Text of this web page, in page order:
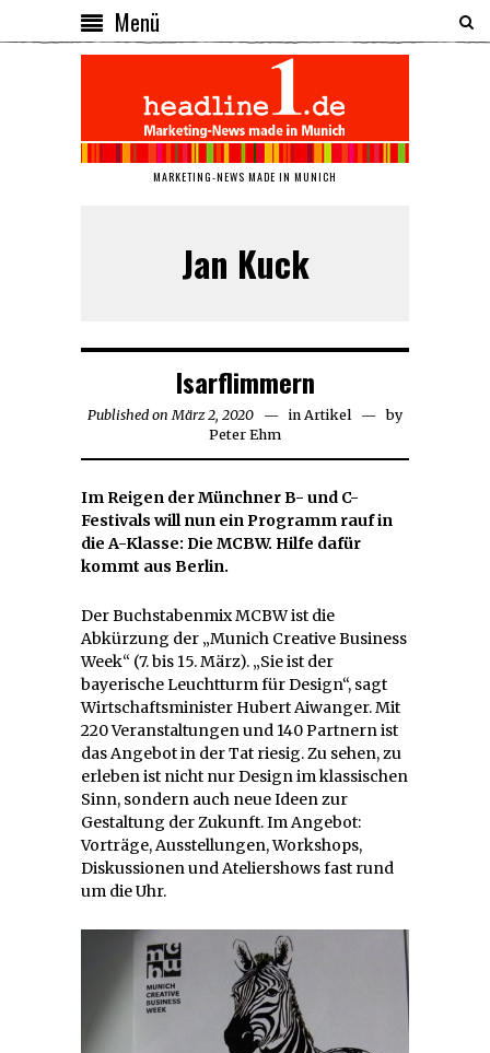
Menü
MARKETING-NEWS MADE IN MUNICH
Jan Kuck
Isarflimmern
Published on März 2, 2020 März
2,
2020
in Artikel
by
Peter Ehm
Im Reigen der Münchner B- und C-
Festivals will nun ein Programm rauf in
die A-Klasse: Die MCBW. Hilfe dafür
kommt aus Berlin.
Der Buchstabenmix MCBW ist die
Abkürzung der „Munich Creative Business
Week“ (7. bis 15. März). „Sie ist der
bayerische Leuchtturm für Design“, sagt
Wirtschaftsminister Hubert Aiwanger. Mit
220 Veranstaltungen und 140 Partnern ist
das Angebot in der Tat riesig. Zu sehen, zu
erleben ist nicht nur Design im klassischen
Sinn, sondern auch neue Ideen zur
Gestaltung der Zukunft. Im Angebot:
Vorträge, Ausstellungen, Workshops,
Diskussionen und Ateliershows fast rund
um die Uhr.